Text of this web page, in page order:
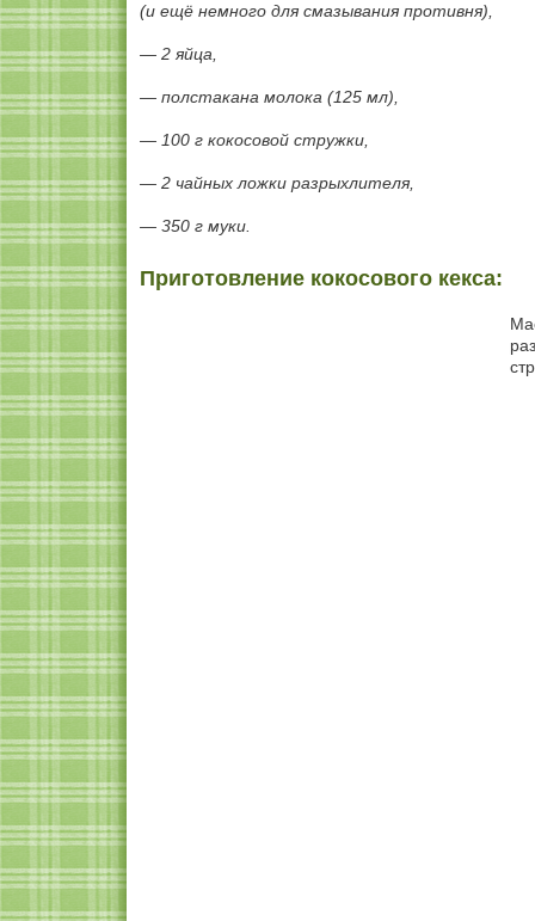
(и ещё немного для смазывания противня),
— 2 яйца,
— полстакана молока (125 мл),
— 100 г кокосовой стружки,
— 2 чайных ложки разрыхлителя,
— 350 г муки.
Приготовление кокосового кекса: